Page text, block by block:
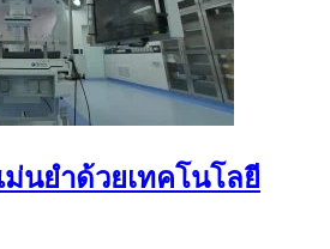
นยำด้วยเทคโนโลยี